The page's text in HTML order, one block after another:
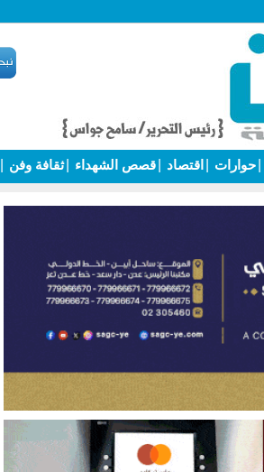
حوارات اقتصاد قصص الشهداء ثقافة وفن